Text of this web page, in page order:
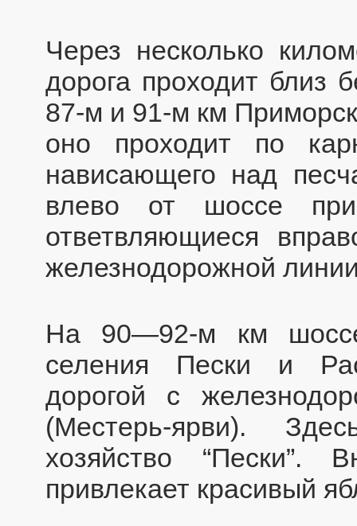
Через несколько
дорога проходит близ
87-м и 91-м км
оно проходит по
нависающего над
влево от шоссе
ответвляющиеся
железнодорожной
На 90—92-м км
селения Пески и
дорогой с
(Местерь-ярви).
хозяйство “Пески”.
привлекает красивый